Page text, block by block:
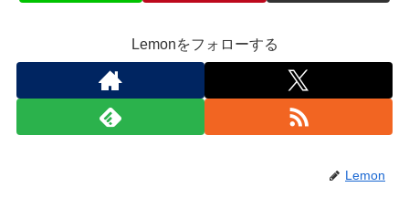
Lemonをフォローする
Lemon